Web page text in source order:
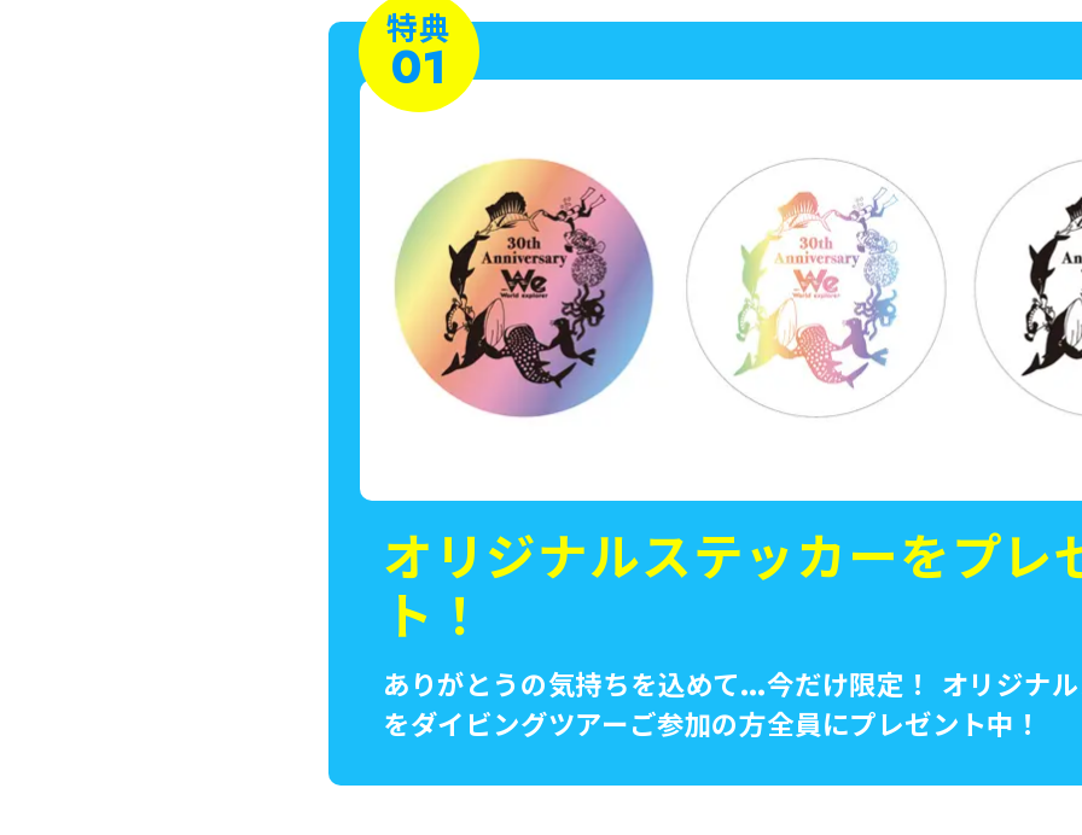
特典
01
オリジナルステッカーをプレ
ト！
ありがとうの気持ちを込めて…今だけ限定！ オリジナ
をダイビングツアーご参加の方全員にプレゼント中！